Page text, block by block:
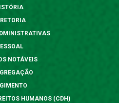
NOTÁVEIS
HUMANOS (CDH)